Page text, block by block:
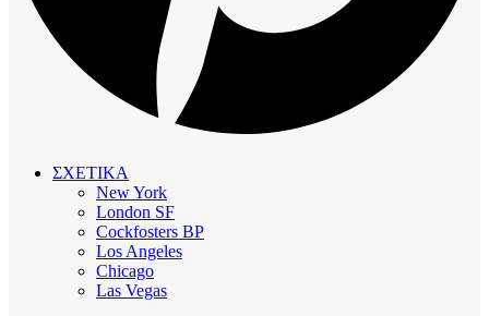
ΣΧΕΤΙΚΑ
New York
London SF
Cockfosters BP
Los Angeles
Chicago
Las Vegas